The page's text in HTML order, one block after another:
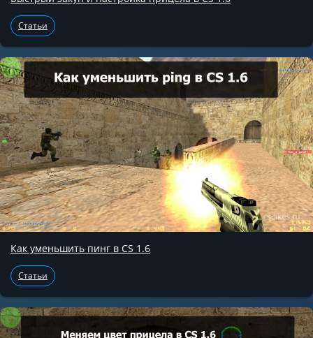
Статьи
Как уменьшить пинг в CS 1.6
Статьи